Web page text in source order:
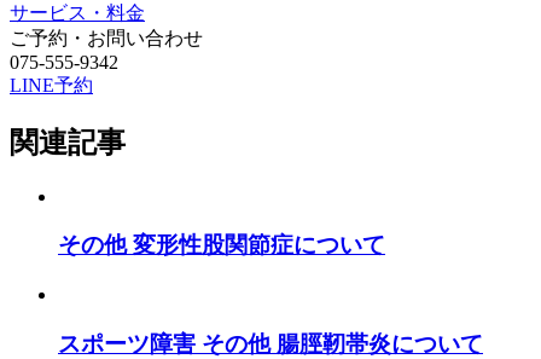
サービス・料金
ご予約・お問い合わせ
075-555-9342
LINE予約
関連記事
その他 変形性股関節症について
スポーツ障害 その他 腸脛靭帯炎について